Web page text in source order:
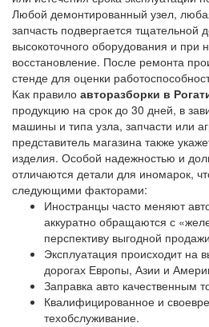
Любой демонтированный узел,
запчасть подвергается
высокоточного оборудования и при
восстановление. После ремонта
стенде для оценки
Как правило авторазборки в
продукцию на срок до 30 дней, в
машины и типа узла, запчасти или
представитель магазина также
изделия. Особой надежностью и
отличаются детали для иномарок,
следующими факторами:
Иностранцы часто меняют
аккуратно обращаются с
перспективу выгодной
Эксплуатация происходит на
дорогах Европы, Азии и
Заправка авто качественным
Квалифицированное и
техобслуживание.